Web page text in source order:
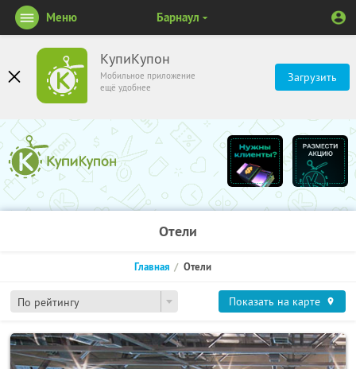
КупиКупон
Мобильное приложение
ещё удобнее
Загрузить
Меню Барнаул
Отели
По рейтингу
Главная Отели
Показать на карте